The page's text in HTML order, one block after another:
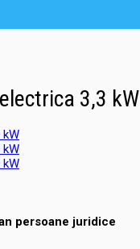
3,3 kW
persoane juridice